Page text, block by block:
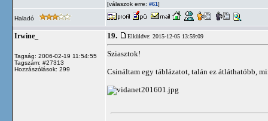
[válaszok erre: #61]
Haladó
Irwine_
Tagság: 2006-02-19 11:54:55
Tagszám: #27313
Hozzászólások: 299
19. Elküldve: 2015-12-05 13:59:09
Sziasztok!
Csináltam egy táblázatot, talán ez átláthatóbb,